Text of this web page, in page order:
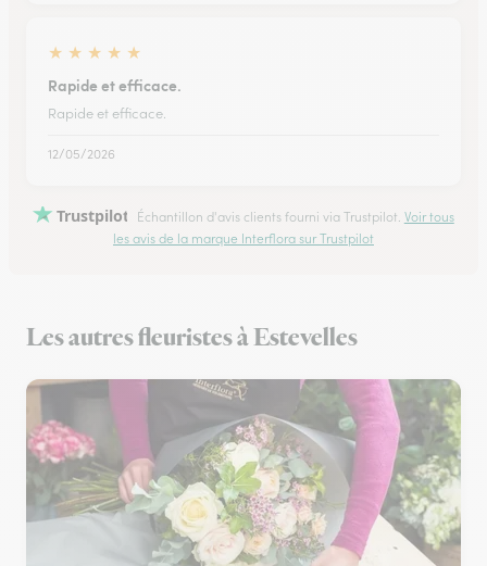
★ ★ ★ ★ ★
Rapide et efficace.
Rapide et efficace.
12/05/2026
Trustpilot Échantillon d'avis clients fourni via Trustpilot. Voir tous
les avis de la marque Interflora sur Trustpilot
Les autres fleuristes à Estevelles